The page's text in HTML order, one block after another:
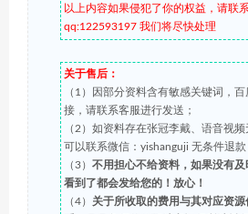
以上内容如果侵犯了你的权益，请联
qq:122593197 我们将尽快处理
关于售后：
（1）因部分资料含有敏感关键词，
接，请联系客服进行发送；
（2）如资料存在张冠李戴、语音视
可以联系微信：yishanguji 无条件退款
（3） 不用担心不给资料，如果没有及
看到了都会发给您的！放心！
（4） 关于所收取的费用与其对应资